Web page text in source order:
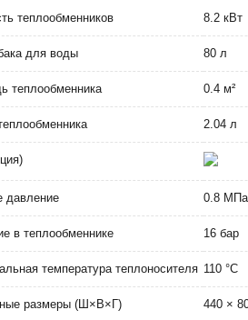
теплообменников 8.2 кВт
для воды 80 л
теплообменника 0.4 м²
2.04 л
давление 0.8 МПа
в теплообменнике 16 бар
температура теплоносителя 110 °C
размеры (Ш×В×Г) 440 ×